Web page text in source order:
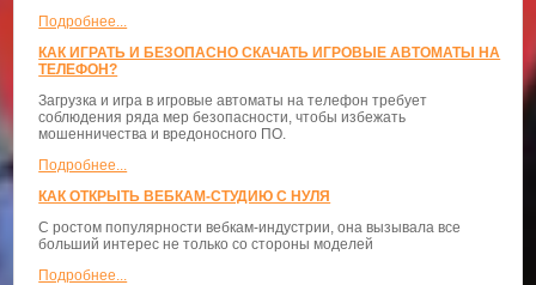
Подробнее...
КАК ИГРАТЬ И БЕЗОПАСНО СКАЧАТЬ ИГРОВЫЕ АВТОМАТЫ НА
ТЕЛЕФОН?
Загрузка и игра в игровые автоматы на телефон требует
соблюдения ряда мер безопасности, чтобы избежать
мошенничества и вредоносного ПО.
Подробнее...
КАК ОТКРЫТЬ ВЕБКАМ-СТУДИЮ С НУЛЯ
С ростом популярности вебкам-индустрии, она вызывала все
больший интерес не только со стороны моделей
Подробнее...